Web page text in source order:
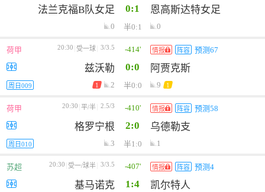
法兰克福B队女足 0:1 恩高斯达特女足
0 半0:1 0
荷甲 20:30 受一球 3/3.5 -414' 情报 阵容 预测67
兹沃勒 0:0 阿贾克斯
周日009 1 2 半0:0 9 1
荷甲 20:30 平/半 2.5/3 -410' 情报 阵容 预测58
格罗宁根 2:0 乌德勒支
周日010 3 半1:0 1
苏超 20:30 受一/球半 3/3.5 -407' 情报 阵容 预测4
基马诺克 1:4 凯尔特人